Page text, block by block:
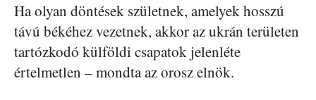
Ha olyan döntések születnek, amelyek hosszú
távú békéhez vezetnek, akkor az ukrán területen
tartózkodó külföldi csapatok jelenléte
értelmetlen – mondta az orosz elnök.